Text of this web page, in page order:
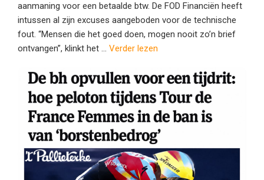
aanmaning voor een betaalde btw. De FOD Financiën heeft
intussen al zijn excuses aangeboden voor de technische
fout. “Mensen die het goed doen, mogen nooit zo’n brief
ontvangen”, klinkt het ... Verder lezen